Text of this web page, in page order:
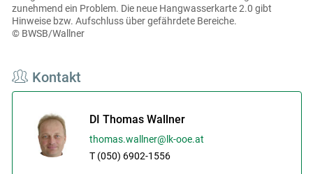
zunehmend ein Problem. Die neue Hangwasserkarte 2.0 gibt
Hinweise bzw. Aufschluss über gefährdete Bereiche.
© BWSB/Wallner
Kontakt
DI Thomas Wallner
thomas.wallner@lk-ooe.at
T (050) 6902-1556